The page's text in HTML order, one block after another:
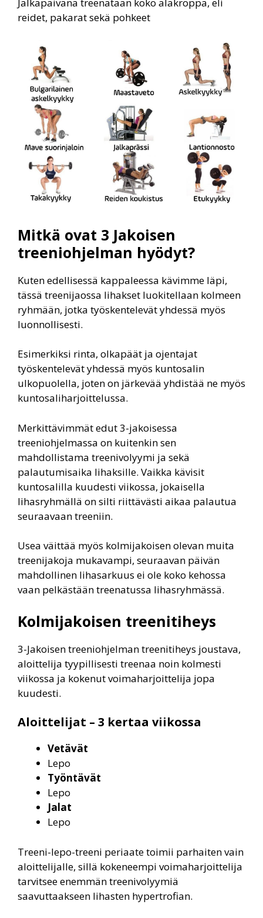
reidet, pakarat sekä pohkeet
Mitkä ovat 3 Jakoisen
treeniohjelman hyödyt?
Kuten edellisessä kappaleessa kävimme läpi,
tässä treenijaossa lihakset luokitellaan kolmeen
ryhmään, jotka työskentelevät yhdessä myös
luonnollisesti.
Esimerkiksi rinta, olkapäät ja ojentajat
työskentelevät yhdessä myös kuntosalin
ulkopuolella, joten on järkevää yhdistää ne myös
kuntosaliharjoittelussa.
Merkittävimmät edut 3-jakoisessa
treeniohjelmassa on kuitenkin sen
mahdollistama treenivolyymi ja sekä
palautumisaika lihaksille. Vaikka kävisit
kuntosalilla kuudesti viikossa, jokaisella
lihasryhmällä on silti riittävästi aikaa palautua
seuraavaan treeniin.
Usea väittää myös kolmijakoisen olevan muita
treenijakoja mukavampi, seuraavan päivän
mahdollinen lihasarkuus ei ole koko kehossa
vaan pelkästään treenatussa lihasryhmässä.
Kolmijakoisen treenitiheys
3-Jakoisen treeniohjelman treenitiheys joustava,
aloittelija tyypillisesti treenaa noin kolmesti
viikossa ja kokenut voimaharjoittelija jopa
kuudesti.
Aloittelijat – 3 kertaa viikossa
Vetävät
Lepo
Työntävät
Lepo
Jalat
Lepo
Treeni-lepo-treeni periaate toimii parhaiten vain
aloittelijalle, sillä kokeneempi voimaharjoittelija
tarvitsee enemmän treenivolyymiä
saavuttaakseen lihasten hypertrofian.